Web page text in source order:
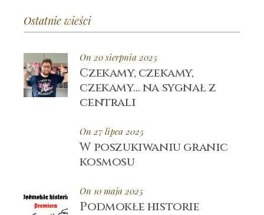
Ostatnie wieści
On 20 sierpnia 2025
Czekamy, czekamy,
czekamy… na sygnał z
centrali
On 27 lipca 2025
W poszukiwaniu granic
kosmosu
On 10 maja 2025
Podmokłe historie